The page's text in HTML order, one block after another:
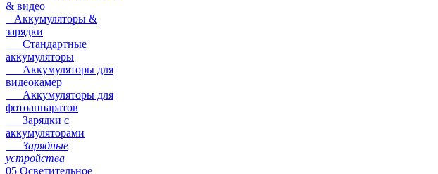
& видео
Аккумуляторы &
зарядки
Стандартные
аккумуляторы
Аккумуляторы для
видеокамер
Аккумуляторы для
фотоаппаратов
Зарядки с
аккумуляторами
Зарядные
устройства
05 Осветительное